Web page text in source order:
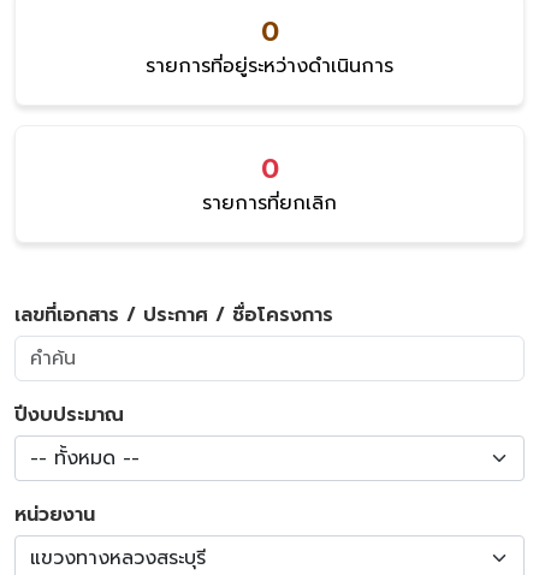
0
รายการที่อยู่ระหว่างดำเนินการ
0
รายการที่ยกเลิก
เลขที่เอกสาร / ประกาศ / ชื่อโครงการ
ปีงบประมาณ
-- ทั้งหมด --
หน่วยงาน
แขวงทางหลวงสระบุรี